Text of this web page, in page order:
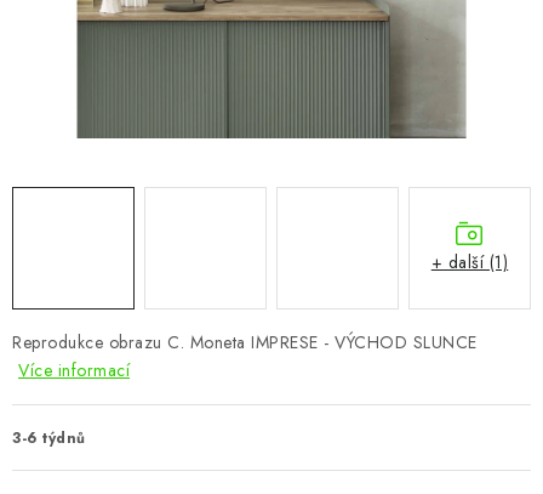
DOPLŇKY A DEKORACE
OSTATNÍ
Vše o nákupu Info
Reklamace a odstoupení od smlouvy
Kontakty
Bonusový program NBM+
Reprodukce obrazu C. Moneta IMPRESE - VÝCHOD SLUNCE
Více informací
3-6 týdnů
+ další (1)